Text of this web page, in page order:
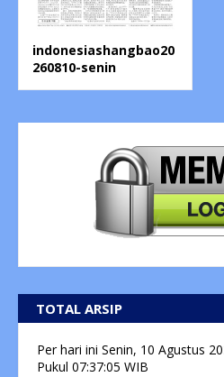
indonesiashangbao20
260810-senin
TOTAL ARSIP
Per hari ini Senin, 10 Agustus
Pukul 07:37:06 WIB